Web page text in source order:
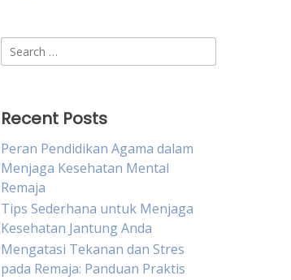
Search
for:
Recent Posts
Peran Pendidikan Agama dalam
Menjaga Kesehatan Mental
Remaja
Tips Sederhana untuk Menjaga
Kesehatan Jantung Anda
Mengatasi Tekanan dan Stres
pada Remaja: Panduan Praktis